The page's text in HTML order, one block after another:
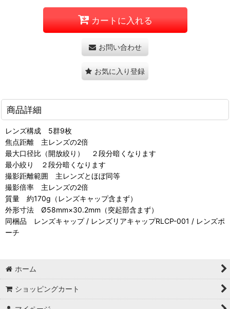
カートに入れる
お問い合わせ
お気に入り登録
商品詳細
レンズ構成 5群9枚
焦点距離 主レンズの2倍
最大口径比（開放絞り） ２段分暗くなります
最小絞り ２段分暗くなります
撮影距離範囲 主レンズとほぼ同等
撮影倍率 主レンズの2倍
質量 約170g（レンズキャップ含まず）
外形寸法 Ø58mm×30.2mm（突起部含まず）
同梱品 レンズキャップ / レンズリアキャップRLCP-001 / レンズポ
ーチ
ホーム
ショッピングカート